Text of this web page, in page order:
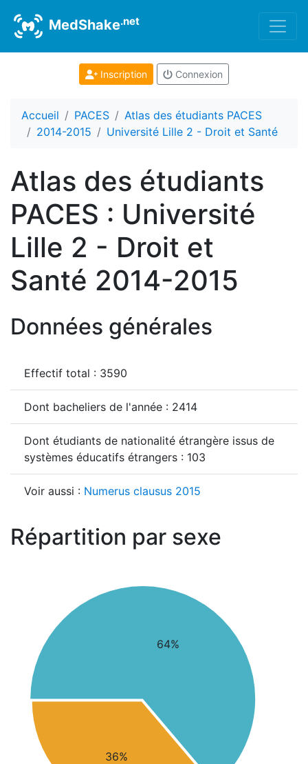
MedShake.net
Inscription Connexion
Accueil PACES
Atlas des étudiants PACES
2014-2015
Université Lille 2 - Droit et Santé
Atlas des étudiants
PACES : Université
Lille 2 - Droit et
Santé 2014-2015
Données générales
Effectif total : 3590
Dont bacheliers de l'année : 2414
Dont étudiants de nationalité étrangère issus de
systèmes éducatifs étrangers : 103
Voir aussi : Numerus clausus 2015
Répartition par sexe
64%
36%